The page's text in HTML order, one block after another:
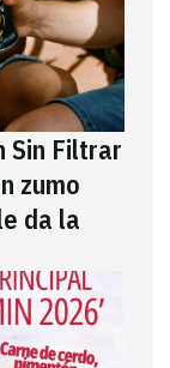
Sin Filtrar
zumo
da la